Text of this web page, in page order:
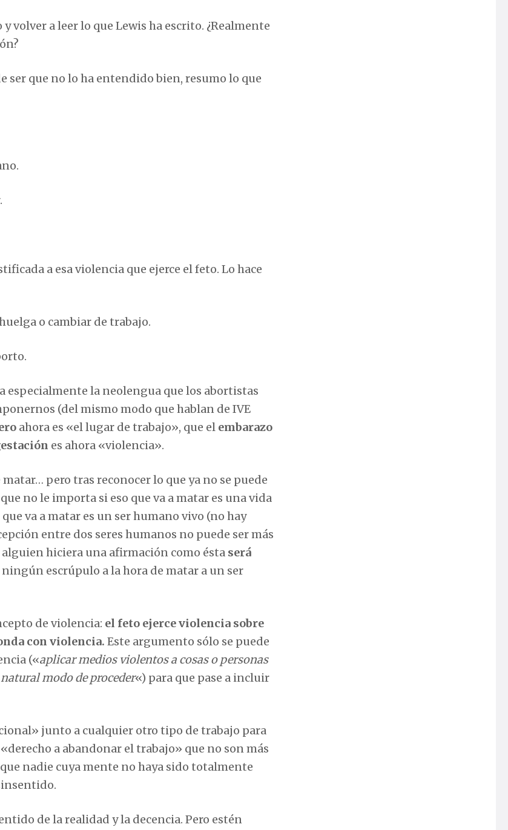
volver a leer lo que Lewis ha escrito. ¿Realmente
ser que no lo ha entendido bien, resumo lo que
a esa violencia que ejerce el feto. Lo hace
o cambiar de trabajo.
especialmente la neolengua que los abortistas
(del mismo modo que hablan de IVE
ahora es «el lugar de trabajo», que el embarazo
es ahora «violencia».
pero tras reconocer lo que ya no se puede
no le importa si eso que va a matar es una vida
va a matar es un ser humano vivo (no hay
entre dos seres humanos no puede ser más
hiciera una afirmación como ésta será
escrúpulo a la hora de matar a un ser
de violencia: el feto ejerce violencia sobre
con violencia. Este argumento sólo se puede
(«aplicar medios violentos a cosas o personas
modo de proceder«) para que pase a incluir
junto a cualquier otro tipo de trabajo para
a abandonar el trabajo» que no son más
nadie cuya mente no haya sido totalmente
de la realidad y la decencia. Pero estén